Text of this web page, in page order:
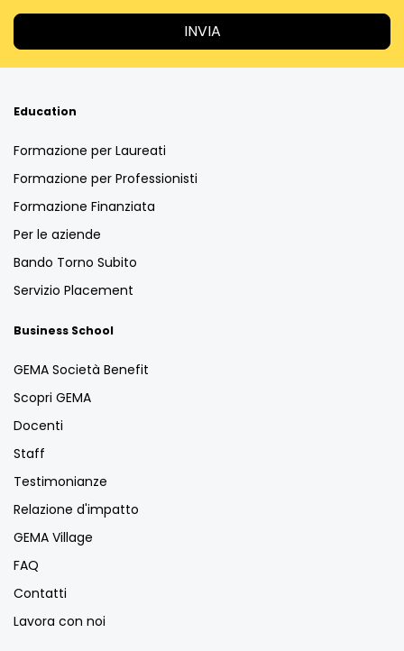
Education
Formazione per Laureati
Formazione per Professionisti
Formazione Finanziata
Per le aziende
Bando Torno Subito
Servizio Placement
Business School
GEMA Società Benefit
Scopri GEMA
Docenti
Staff
Testimonianze
Relazione d'impatto
GEMA Village
FAQ
Contatti
Lavora con noi